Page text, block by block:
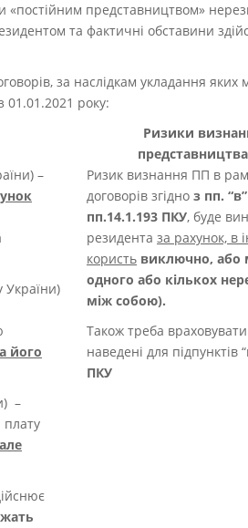
«постійним представництвом»
та фактичні обставини
за наслідкам укладання яких
01.01.2021 року:
Ризики
–
України)
його
–
плату
Ризик визнання ПП в
договорів згідно з пп.
пп.14.1.193 ПКУ, буде
резидента за рахунок, в
користь виключно,
одного або кількох
між собою).
Також треба
наведені для підпунктів
ПКУ